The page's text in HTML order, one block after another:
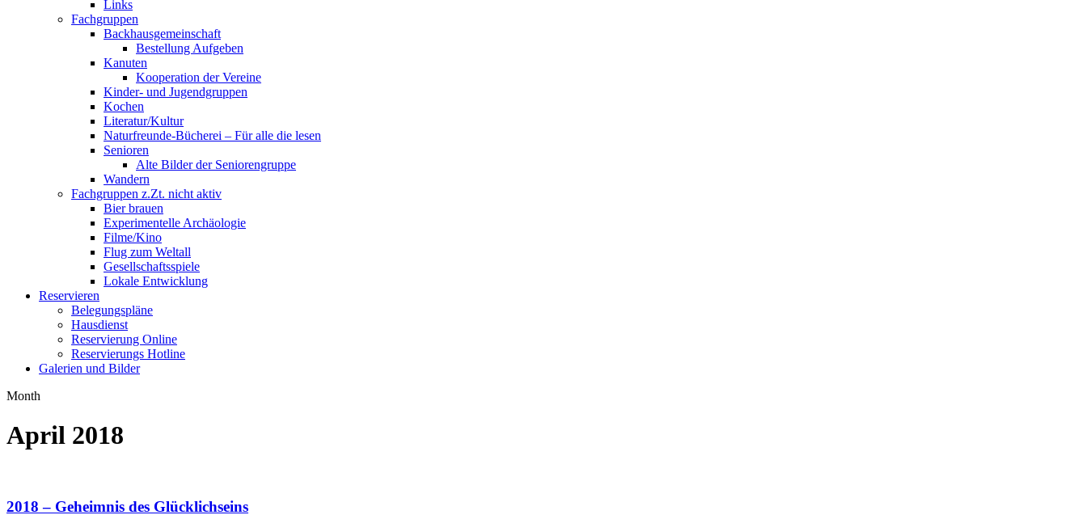
Links
Fachgruppen
Backhausgemeinschaft
Bestellung Aufgeben
Kanuten
Kooperation der Vereine
Kinder- und Jugendgruppen
Kochen
Literatur/Kultur
Naturfreunde-Bücherei – Für alle die lesen
Senioren
Alte Bilder der Seniorengruppe
Wandern
Fachgruppen z.Zt. nicht aktiv
Bier brauen
Experimentelle Archäologie
Filme/Kino
Flug zum Weltall
Gesellschaftsspiele
Lokale Entwicklung
Reservieren
Belegungspläne
Hausdienst
Reservierung Online
Reservierungs Hotline
Galerien und Bilder
Month
April 2018
2018 – Geheimnis des Glücklichseins